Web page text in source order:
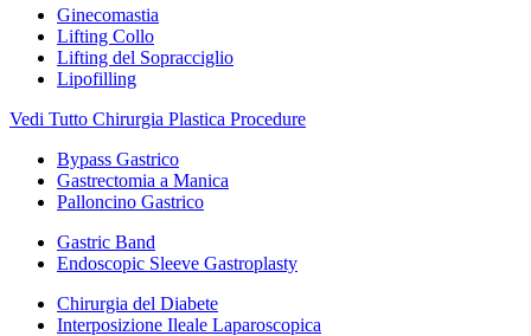
Ginecomastia
Lifting Collo
Lifting del Sopracciglio
Lipofilling
Vedi Tutto Chirurgia Plastica Procedure
Bypass Gastrico
Gastrectomia a Manica
Palloncino Gastrico
Gastric Band
Endoscopic Sleeve Gastroplasty
Chirurgia del Diabete
Interposizione Ileale Laparoscopica